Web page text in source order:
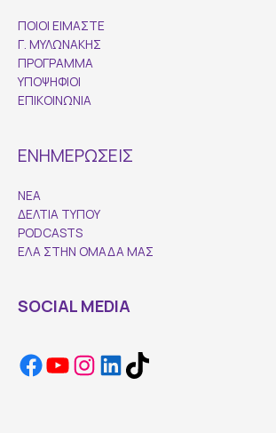
ΠΟΙΟΙ ΕΙΜΑΣΤΕ
Γ. ΜΥΛΩΝΑΚΗΣ
ΠΡΟΓΡΑΜΜΑ
ΥΠΟΨΗΦΙΟΙ
ΕΠΙΚΟΙΝΩΝΙΑ
ΕΝΗΜΕΡΩΣΕΙΣ
ΝΕΑ
ΔΕΛΤΙΑ ΤΥΠΟΥ
PODCASTS
ΕΛΑ ΣΤΗΝ ΟΜΑΔΑ ΜΑΣ
SOCIAL MEDIA
Facebook
YouTube
Instagram
LinkedIn
TikTok